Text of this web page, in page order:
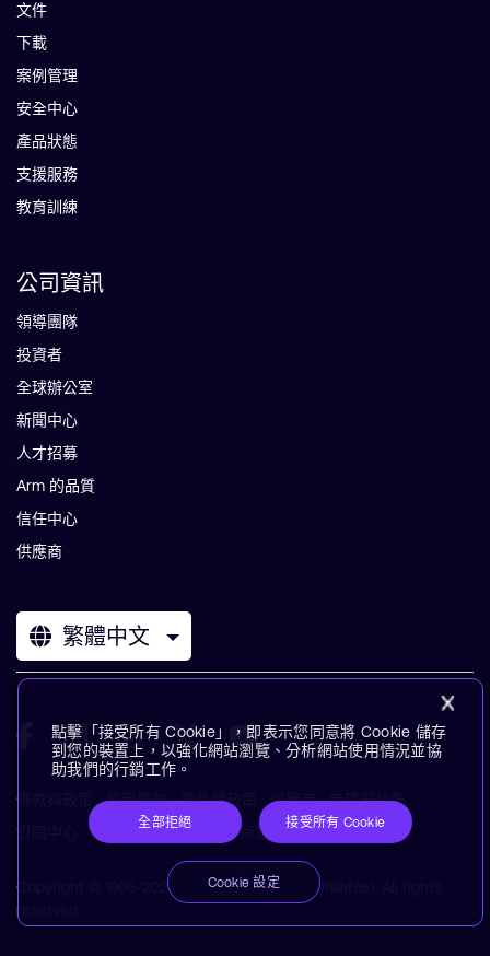
文件
下載
案例管理
安全中心
產品狀態
支援服務
教育訓練
公司資訊
領導團隊
投資者
全球辦公室
新聞中心
人才招募
Arm 的品質
信任中心
供應商
繁體中文
條款與政策 使用條款 隱私權政策 供應商
無障礙功能
訂閱中心
商標 現代奴役聲明 術語表
Copyright © 1995-2026 Arm Limited (or its affiliates). All rights
reserved.
點擊「接受所有 Cookie」，即表示您同意將 Cookie 儲存
到您的裝置上，以強化網站瀏覽、分析網站使用情況並協
助我們的行銷工作。
全部拒絕 接受所有 Cookie
Cookie 設定